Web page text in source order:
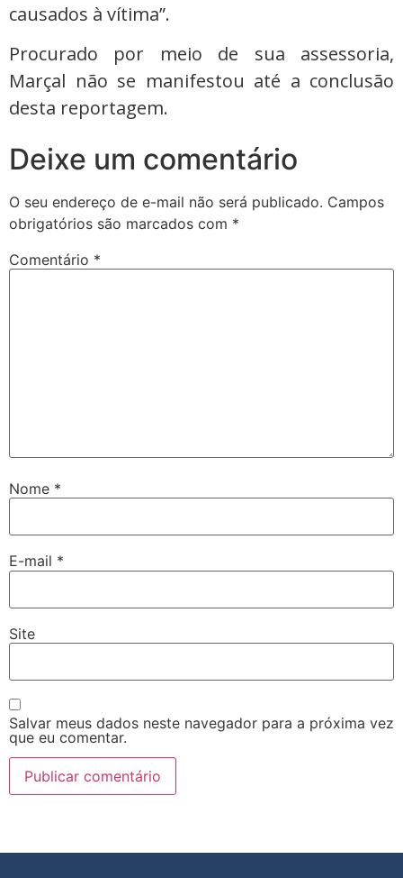
causados à vítima”.
Procurado por meio de sua assessoria,
Marçal não se manifestou até a conclusão
desta reportagem.
Deixe um comentário
O seu endereço de e-mail não será publicado. Campos
obrigatórios são marcados com *
Comentário *
Nome *
E-mail *
Site
Salvar meus dados neste navegador para a próxima vez
que eu comentar.